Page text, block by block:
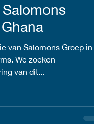
van Salomons Groep in
We zoeken
van dit...